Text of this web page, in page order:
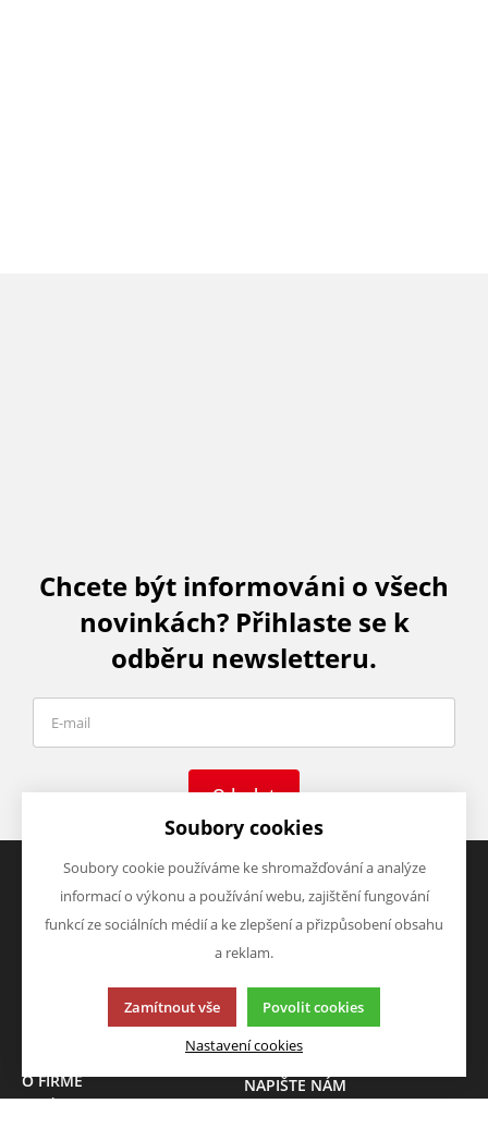
Chcete být informováni o všech
novinkách? Přihlaste se k
odběru newsletteru.
Odeslat
VŠE O NÁKUPU
Vrácení zboží
Zásady zpracování osobních
VÝHODY A SLEVY
Zboží v akci
Zboží výprodej
O FIRMĚ
O nás
NAPIŠTE NÁM
Soubory cookies
Soubory cookie používáme ke shromažďování a analýze
informací o výkonu a používání webu, zajištění fungování
funkcí ze sociálních médií a ke zlepšení a přizpůsobení obsahu
a reklam.
Zamítnout vše Povolit cookies
Nastavení cookies